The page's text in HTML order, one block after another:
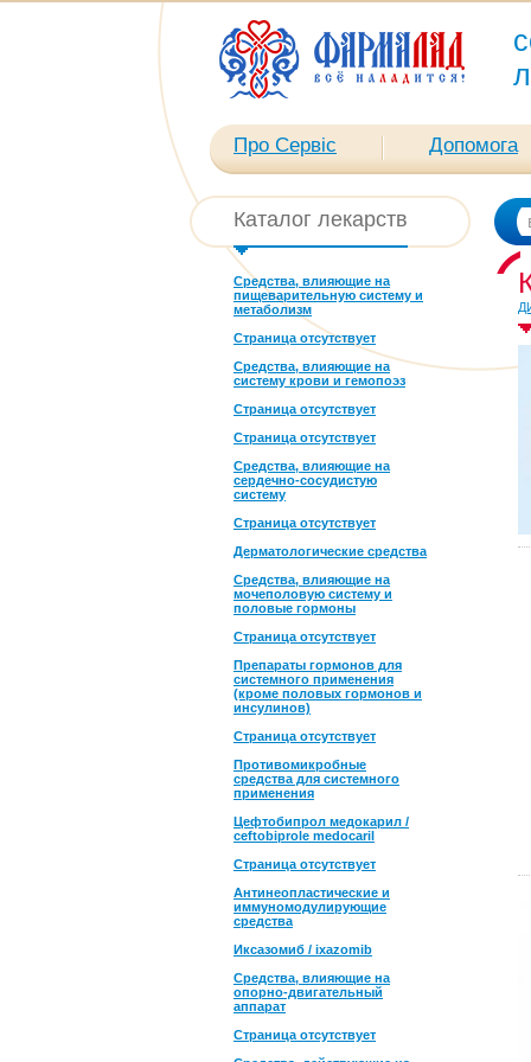
Про Сервіс Допомога
Каталог лекарств
Средства, влияющие на
пищеварительную систему и
метаболизм
Страница отсутствует
Средства, влияющие на
систему крови и гемопоэз
Страница отсутствует
Страница отсутствует
Средства, влияющие на
сердечно-сосудистую
систему
Страница отсутствует
Дерматологические средства
Средства, влияющие на
мочеполовую систему и
половые гормоны
Страница отсутствует
Препараты гормонов для
системного применения
(кроме половых гормонов и
инсулинов)
Страница отсутствует
Противомикробные
средства для системного
применения
Цефтобипрол медокарил /
ceftobiprole medocaril
Страница отсутствует
Антинеопластические и
иммуномодулирующие
средства
Иксазомиб / ixazomib
Средства, влияющие на
опорно-двигательный
аппарат
Страница отсутствует